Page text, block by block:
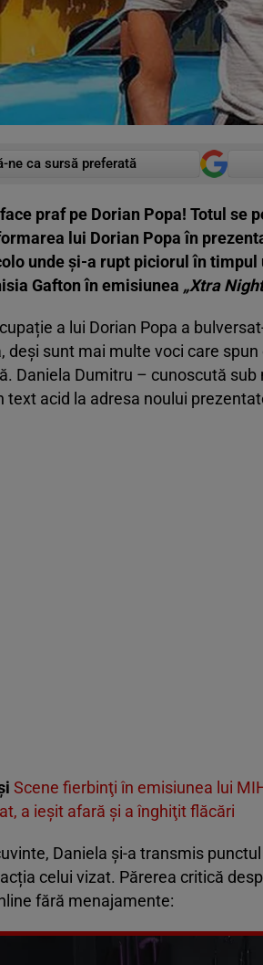
ne ca sursă preferată
praf pe Dorian Popa! Totul se
lui Dorian Popa în
unde și-a rupt piciorul în
Gafton în emisiunea „Xtra
a lui Dorian Popa a
deși sunt mai multe voci care
Daniela Dumitru – cunoscută sub
text acid la adresa noului
Scene fierbinţi în emisiunea lui
a ieşit afară şi a înghiţit flăcări
Daniela și-a transmis
celui vizat. Părerea critică
fără menajamente: